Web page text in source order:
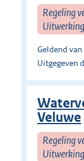
Regeling
Geldend
Uitgegeven
Veluwe
Regeling